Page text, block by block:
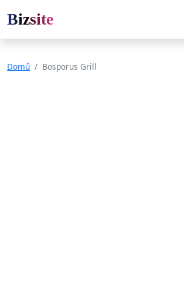
Bizsite
Domů Bosporus Grill